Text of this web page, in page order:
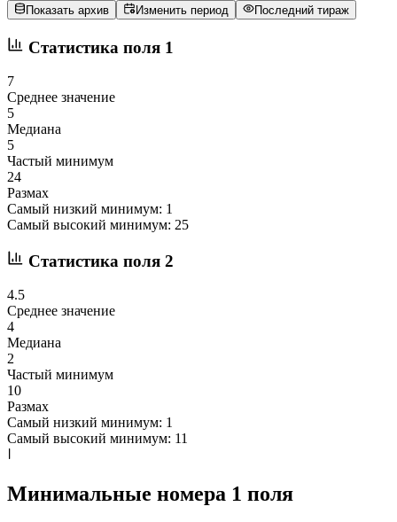
Показать архив Изменить период Последний тираж
Статистика поля 1
7
Среднее значение
5
Медиана
5
Частый минимум
24
Размах
Самый низкий минимум: 1
Самый высокий минимум: 25
Статистика поля 2
4.5
Среднее значение
4
Медиана
2
Частый минимум
10
Размах
Самый низкий минимум: 1
Самый высокий минимум: 11
Минимальные номера 1 поля